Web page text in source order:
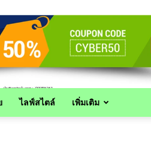
ไลฟ์สไตล์ เพิ่มเติม